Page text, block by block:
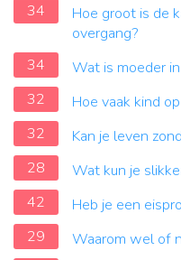
34
Hoe groot is de
overgang?
34
Wat is moeder
32
Hoe vaak kind
32
Kan je leven
28
Wat kun je
42
Heb je een
29
Waarom wel of